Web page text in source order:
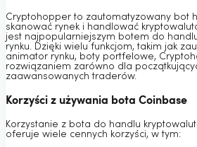
Cryptohopper to zautomatyzowany bot
skanować rynek i handlować
jest najpopularniejszym botem do
rynku. Dzięki wielu funkcjom, takim jak
animator rynku, boty portfelowe,
rozwiązaniem zarówno dla
zaawansowanych traderów.
Korzyści z używania bota Coinbase
Korzystanie z bota do handlu
oferuje wiele cennych korzyści, w tym: